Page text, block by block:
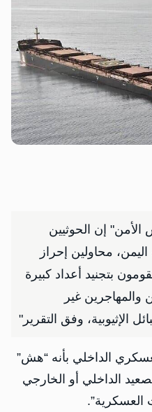
إن الحوثيين
محاولين إحراز
بتجنيد أعداد كبيرة
والمهاجرين غير
الإثيوبية، وفق التقرير"
الداخلي بأنه “هش”
الداخلي أو الخارجي
العسكرية”.